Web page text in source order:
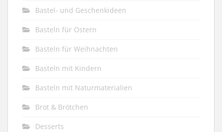
Bastel- und Geschenkideen
Basteln für Ostern
Basteln für Weihnachten
Basteln mit Kindern
Basteln mit Naturmaterialien
Brot & Brötchen
Desserts